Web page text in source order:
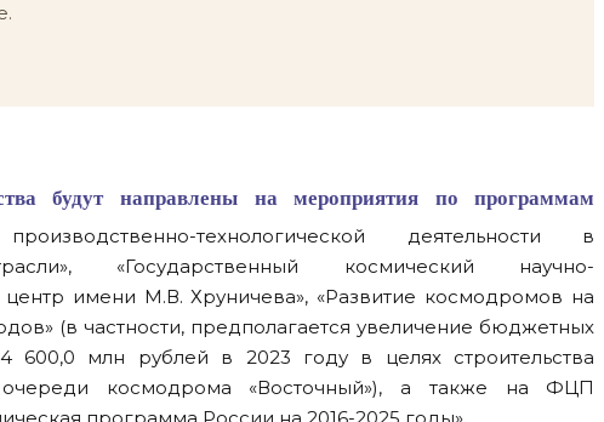
будут направлены на мероприятия по программам
технологической деятельности в
«Государственный космический научно-
имени М.В. Хруничева», «Развитие космодромов на
(в частности, предполагается увеличение бюджетных
600,0 млн рублей в 2023 году в целях строительства
очереди космодрома «Восточный»), а также на ФЦП